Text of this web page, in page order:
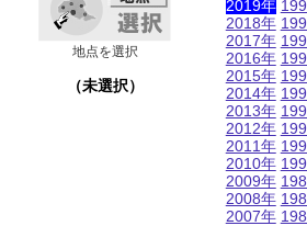
地点を選択
（未選択）
2019年
2018年
2017年
2016年
2015年
2014年
2013年
2012年
2011年
2010年
2009年
2008年
2007年